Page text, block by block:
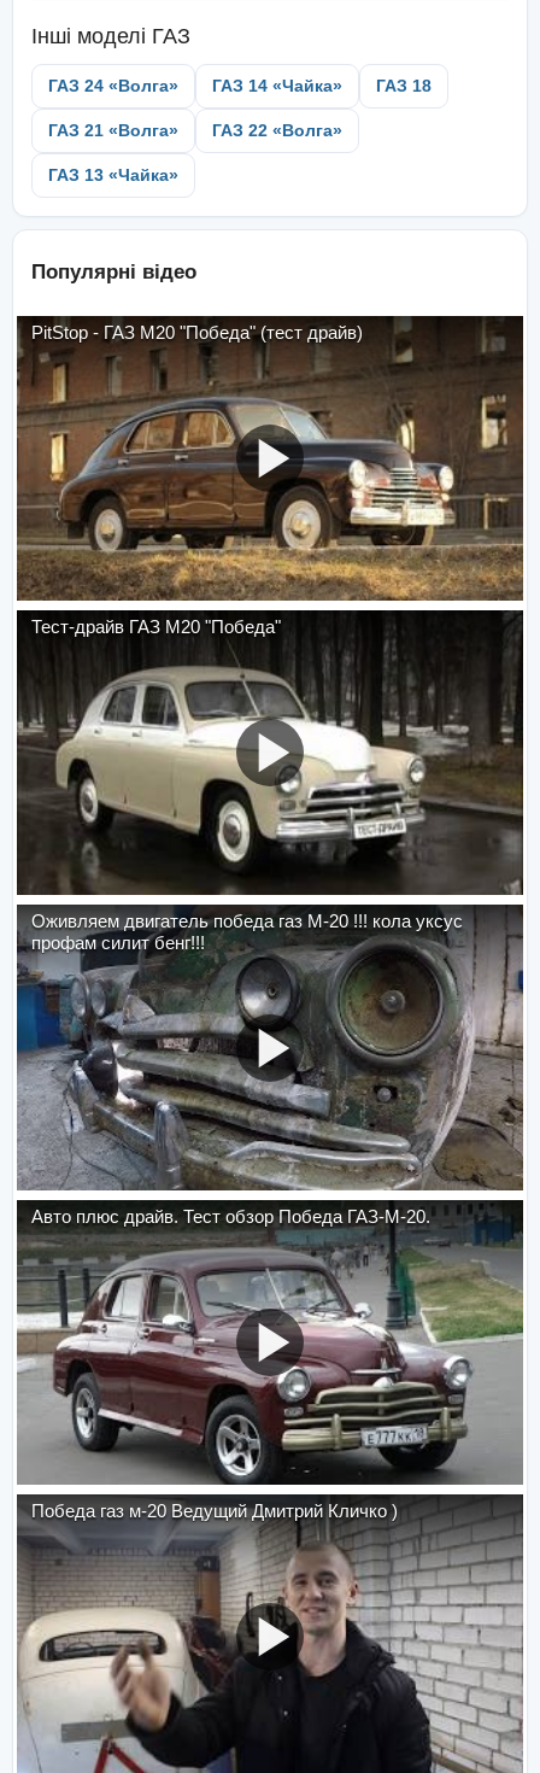
Інші моделі ГАЗ
ГАЗ 24 «Волга» ГАЗ 14 «Чайка» ГАЗ 18
ГАЗ 21 «Волга» ГАЗ 22 «Волга»
ГАЗ 13 «Чайка»
Популярні відео
PitStop - ГАЗ М20 "Победа" (тест драйв)
Тест-драйв ГАЗ М20 "Победа"
Оживляем двигатель победа газ М-20 !!! кола уксус
профам силит бенг!!!
Авто плюс драйв. Тест обзор Победа ГАЗ-М-20.
Победа газ м-20 Ведущий Дмитрий Кличко )